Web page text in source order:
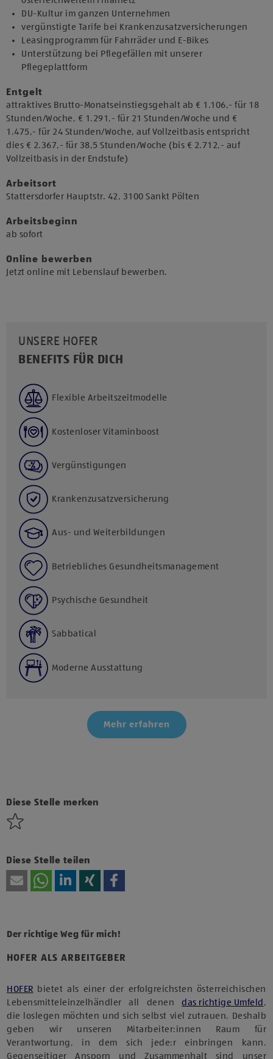
DU-Kultur im ganzen Unternehmen
vergünstigte Tarife bei Krankenzusatzversicherungen
Leasingprogramm für Fahrräder und E-Bikes
Unterstützung bei Pflegefällen mit unserer
Pflegeplattform
Entgelt
attraktives Brutto-Monatseinstiegsgehalt ab € 1.106,- für 18
Stunden/Woche, € 1.291,- für 21 Stunden/Woche und €
1.475,- für 24 Stunden/Woche, auf Vollzeitbasis entspricht
dies € 2.367,- für 38,5 Stunden/Woche (bis € 2.712,- auf
Vollzeitbasis in der Endstufe)
Arbeitsort
​Stattersdorfer Hauptstr. 42, 3100 Sankt Pölten​
Arbeitsbeginn
​ab sofort​
Online bewerben
Jetzt online mit Lebenslauf bewerben.
UNSERE HOFER
BENEFITS FÜR DICH
Flexible Arbeitszeitmodelle
Kostenloser Vitaminboost
Vergünstigungen
Krankenzusatzversicherung
Aus- und Weiterbildungen
Betriebliches Gesundheitsmanagement
Psychische Gesundheit
Sabbatical
Moderne Ausstattung
Mehr erfahren
Diese Stelle merken
Diese Stelle teilen
HOFER ALS ARBEITGEBER
Der richtige Weg für mich!
HOFER bietet als einer der erfolgreichsten österreichischen
Lebensmitteleinzelhändler all denen das richtige Umfeld ,
die loslegen möchten und sich selbst viel zutrauen. Deshalb
geben wir unseren Mitarbeiter:innen Raum für
Verantwortung, in dem sich jede:r einbringen kann.
Gegenseitiger Ansporn und Zusammenhalt sind unser